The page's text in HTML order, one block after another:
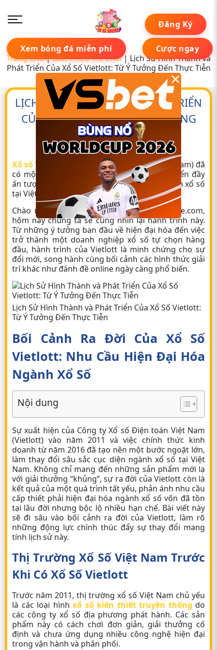
Cược ngay
Đăng Ký
Xem bóng đá miễn phí
Trang Chủ|Giới Thiệu Trò Chơi| Lịch Sử Hình Thành và
Phát Triển Của Xổ Số Vietlott: Từ Ý Tưởng Đến Thực Tiễn
LỊCH SỬ HÌNH THÀNH VÀ PHÁT TRIỂN
CỦA XỔ SỐ VIETLOTT: TỪ Ý TƯỞNG
ĐẾN THỰC TIỄN
Tác giả:Peter Đặng 28 tháng 04, 2025
Xổ số Vietlott
(Công ty Xổ số Điện toán Việt Nam) đã
có một chặng đường hình thành và phát triển đầy
ấn tượng, làm thay đổi đáng kể bộ mặt ngành xổ số
tại Việt Nam.
Chào mừng quý độc giả đến với Lo-de-online.com,
hôm nay chúng ta sẽ cùng nhìn lại hành trình này.
Từ những ý tưởng ban đầu về hiện đại hóa đến việc
trở thành một doanh nghiệp xổ số tự chọn hàng
đầu, hành trình của Vietlott là minh chứng cho sự
đổi mới, song hành cùng bối cảnh các hình thức giải
trí khác như đánh đề online ngày càng phổ biến.
Lịch Sử Hình Thành và Phát Triển Của Xổ Số Vietlott:
Từ Ý Tưởng Đến Thực Tiễn
Bối Cảnh Ra Đời Của Xổ Số
Vietlott: Nhu Cầu Hiện Đại Hóa
Ngành Xổ Số
Nội dung
Sự xuất hiện của Công ty Xổ số Điện toán Việt Nam
(Vietlott) vào năm 2011 và việc chính thức kinh
doanh từ năm 2016 đã tạo nên một bước ngoặt lớn,
làm thay đổi sâu sắc cục diện ngành xổ số tại Việt
Nam. Không chỉ mang đến những sản phẩm mới lạ
với giải thưởng “khủng”, sự ra đời của Vietlott còn là
kết quả của một quá trình tất yếu, phản ánh nhu cầu
cấp thiết phải hiện đại hóa ngành xổ số vốn đã tồn
tại lâu đời nhưng bộc lộ nhiều hạn chế. Bài viết này
sẽ đi sâu vào bối cảnh ra đời của Vietlott, làm rõ
những động lực chính thúc đẩy sự thay đổi mang
tính lịch sử này.
Thị Trường Xổ Số Việt Nam Trước
Khi Có Xổ Số Vietlott
Trước năm 2011, thị trường xổ số Việt Nam chủ yếu
là các loại hình xổ số kiến thiết truyền thống do
các công ty xổ số địa phương phát hành. Các sản
phẩm này có cách chơi đơn giản, giải thưởng cố
định và chưa ứng dụng nhiều công nghệ hiện đại
trong vận hành và phân phối.
×